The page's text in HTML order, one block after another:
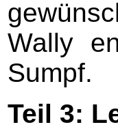
Wally
Sumpf.
Teil 3: